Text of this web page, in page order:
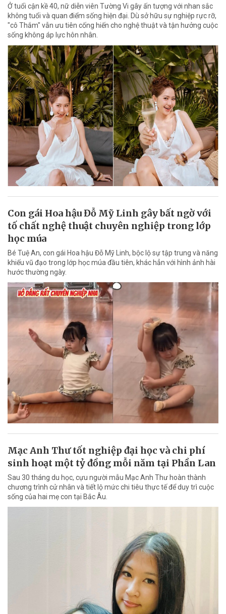
Ở tuổi cận kề 40, nữ diễn viên Tường Vi gây ấn tượng với nhan sắc
không tuổi và quan điểm sống hiện đại. Dù sở hữu sự nghiệp rực rỡ,
"cô Thắm" vẫn ưu tiên cống hiến cho nghệ thuật và tận hưởng cuộc
sống không áp lực hôn nhân.
Con gái Hoa hậu Đỗ Mỹ Linh gây bất ngờ với
tố chất nghệ thuật chuyên nghiệp trong lớp
học múa
Bé Tuệ An, con gái Hoa hậu Đỗ Mỹ Linh, bộc lộ sự tập trung và năng
khiếu vũ đạo trong lớp học múa đầu tiên, khác hẳn với hình ảnh hài
hước thường ngày.
Mạc Anh Thư tốt nghiệp đại học và chi phí
sinh hoạt một tỷ đồng mỗi năm tại Phần Lan
Sau 30 tháng du học, cựu người mẫu Mạc Anh Thư hoàn thành
chương trình cử nhân và tiết lộ mức chi tiêu thực tế để duy trì cuộc
sống của hai mẹ con tại Bắc Âu.